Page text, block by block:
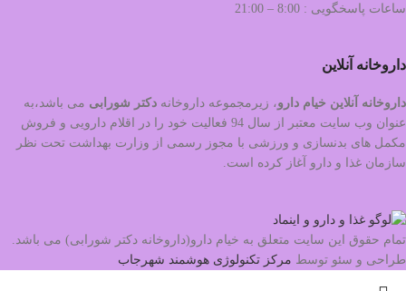
ساعات پاسخگویی : 8:00 – 21:00
داروخانه آنلاین
داروخانه آنلاین خیام دارو، زیرمجموعه داروخانه دکتر شورابی می باشد،به
عنوان وب سایت معتبر از سال 94 فعالیت خود را در اقلام دارویی و فروش
مکمل های بدنسازی و ورزشی با مجوز رسمی از وزارت بهداشت تحت نظر
سازمان غذا و دارو آغاز کرده است.
تمام حقوق این سایت متعلق به خیام دارو(داروخانه دکتر شورابی) می باشد.
طراحی و سئو توسط مرکز تکنولوژی هوشمند شهرجاب